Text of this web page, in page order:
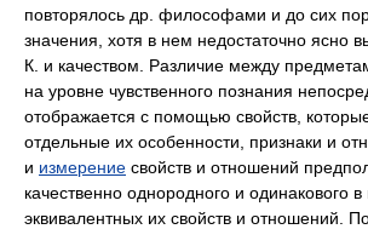
повторялось др. философами и до сих
значения, хотя в нем недостаточно ясно
К. и качеством. Различие между
на уровне чувственного познания
отображается с помощью свойств,
отдельные их особенности, признаки и
и измерение свойств и отношений
качественно однородного и одинакового
эквивалентных их свойств и отношений.